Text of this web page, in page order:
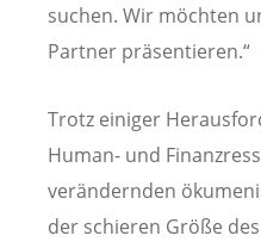
suchen. Wir möchten
Partner präsentieren.“
Trotz einiger
Human- und
verändernden
der schieren Größe